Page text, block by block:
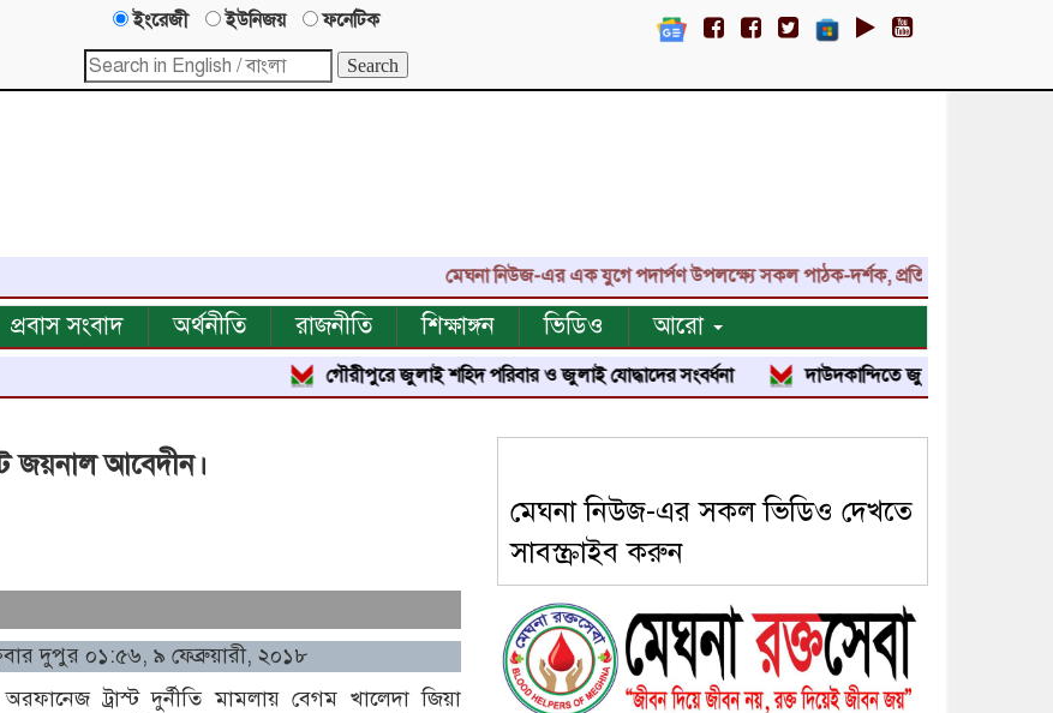
ইংরেজী ইউনিজয় ফনেটিক
মেঘনা নিউজ-এর এক যুগে পদার্পণ উপলক্ষ্যে সকল পাঠক-দর্শক, প্রতিনিধি, শুভাকাঙ্ক্ষী,
প্রবাস সংবাদ অর্থনীতি রাজনীতি শিক্ষাঙ্গন ভিডিও আরো
গৌরীপুরে জুলাই শহিদ পরিবার ও জুলাই যোদ্ধাদের সংবর্ধনা দাউদকান্দিতে জুলাই শহীদ পরিবার ও জুলাই
জয়নাল আবেদীন।
দুপুর ০১:৫৬, ৯ ফেব্রুয়ারী, ২০১৮
ট্রাস্ট দুর্নীতি মামলায় বেগম খালেদা জিয়া
মেঘনা নিউজ-এর সকল ভিডিও দেখতে
সাবস্ক্রাইব করুন